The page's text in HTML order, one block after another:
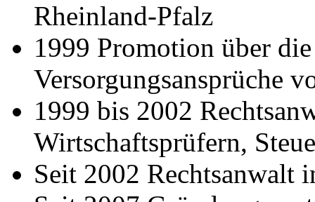
Rheinland-Pfalz
1999 Promotion über
Versorgungsansprüche
1999 bis 2002
Wirtschaftsprüfern,
Seit 2002 Rechtsanwalt